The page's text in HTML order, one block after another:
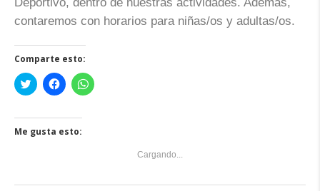
contaremos con horarios para niñas/os y adultas/os.
Comparte esto:
Haz
clic
en
Twitter
(Se
nueva)
Haz
clic
en
Facebook
(Se
nueva)
Haz
clic
nueva)
Me gusta esto:
Cargando...